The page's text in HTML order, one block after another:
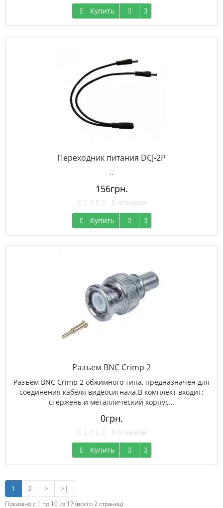
Купить
Переходник питания DCJ-2P
..
156грн.
0 отзывов
Купить
Разъем BNC Crimp 2
Разъем BNC Crimp 2 обжимного типа, предназначен для
соединения кабеля видеосигнала.В комплект входит:
стержень и металлический корпус...
0грн.
0 отзывов
Купить
1 2 > >|
Показано с 1 по 10 из 17 (всего 2 страниц)